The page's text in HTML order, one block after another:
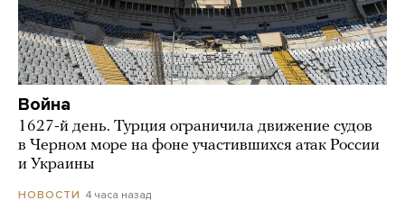
Война
1627-й день. Турция ограничила движение судов
в Черном море на фоне участившихся атак России
и Украины
НОВОСТИ 4 часа назад